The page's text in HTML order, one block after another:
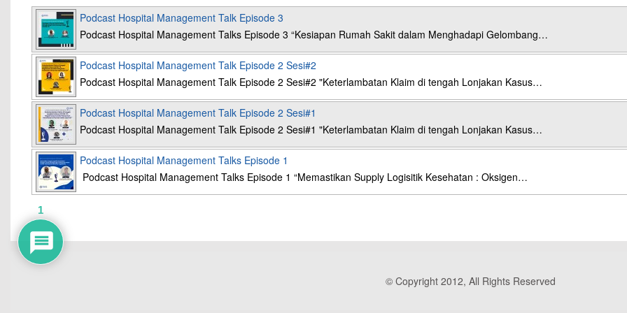
Podcast Hospital Management Talk Episode 3
Podcast Hospital Management Talks Episode 3 “Kesiapan Rumah Sakit dalam Menghadapi Gelombang…
Podcast Hospital Management Talk Episode 2 Sesi#2
Podcast Hospital Management Talk Episode 2 Sesi#2 "Keterlambatan Klaim di tengah Lonjakan Kasus…
Podcast Hospital Management Talk Episode 2 Sesi#1
Podcast Hospital Management Talk Episode 2 Sesi#1 "Keterlambatan Klaim di tengah Lonjakan Kasus…
Podcast Hospital Management Talks Episode 1
Podcast Hospital Management Talks Episode 1 “Memastikan Supply Logisitik Kesehatan : Oksigen…
© Copyright 2012, All Rights Reserved
1